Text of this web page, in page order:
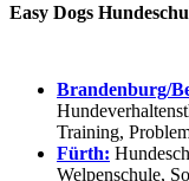
Easy Dogs
Brandenburg/
Training,
Fürth:
Welpenschule,